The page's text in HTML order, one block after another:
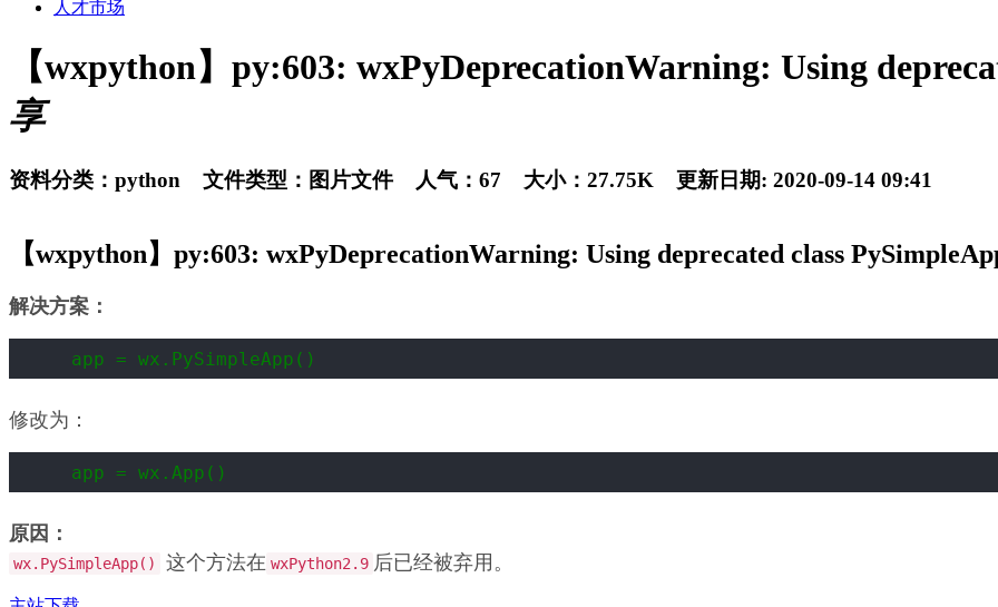
人才市场
【wxpython】py:603: wxPyDeprecationWarning: Using
享
资料分类：python 文件类型：图片文件 人气：67 大小：27.75K 更新日期: 2020-09-14 09:41
【wxpython】py:603: wxPyDeprecationWarning: Using deprecated class
解决方案：
app = wx.PySimpleApp()
修改为：
app = wx.App()
原因：
wx.PySimpleApp() 这个方法在 wxPython2.9 后已经被弃用。